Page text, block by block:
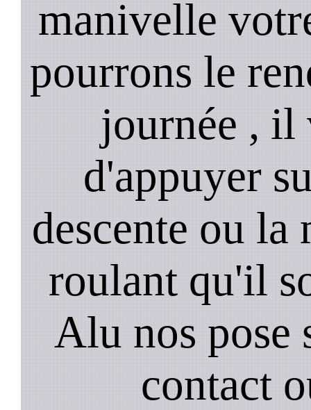
manivelle
pourrons le
journée , il
d'appuyer
descente ou
roulant qu'il
Alu nos pose
contact